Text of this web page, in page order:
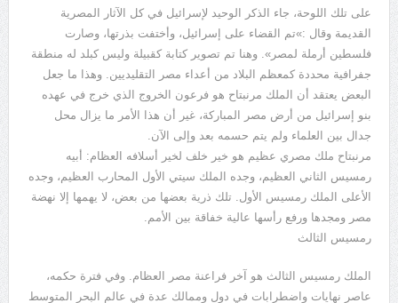
على تلك اللوحة، جاء الذكر الوحيد لإسرائيل في كل الآثار المصرية
القديمة وقال :»تم القضاء على إسرائيل، وأختفت بذرتها، وصارت
فلسطين أرملة لمصر». وهنا تم تصوير كتابة كقبيلة وليس كبلد له منطقة
جفرافية محددة كمعظم البلاد من أعداء مصر التقليديين. وهذا ما جعل
البعض يعتقد أن الملك مرنبتاح هو فرعون الخروج الذي خرج في عهده
بنو إسرائيل من أرض مصر المباركة، غير أن هذا الأمر ما يزال محل
جدال بين العلماء ولم يتم حسمه بعد وإلى الآن.
مرنبتاح ملك مصري عظيم هو خير خلف لخير أسلافه العظام: أبيه
رمسيس الثاني العظيم، وجده الملك سيتي الأول المحارب العظيم، وجده
الأعلى الملك رمسيس الأول. تلك ذرية بعضها من بعض، لا يهمها إلا نهضة
مصر ومجدها ورفع رأسها عالية خفاقة بين الأمم.
رمسيس الثالث
الملك رمسيس الثالث هو آخر فراعنة مصر العظام. وفي فترة حكمه،
عاصر نهايات واضطرابات في دول وممالك عدة في عالم البحر المتوسط